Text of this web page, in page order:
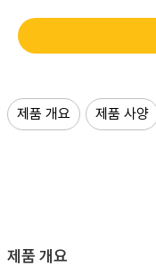
제품 개요 제품 사양
제품 개요